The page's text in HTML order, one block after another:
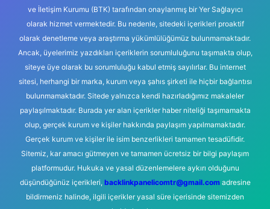
ve İletişim Kurumu (BTK) tarafından onaylanmış bir Yer Sağlayıcı
olarak hizmet vermektedir. Bu nedenle, sitedeki içerikleri proaktif
olarak denetleme veya araştırma yükümlülüğümüz bulunmamaktadır.
Ancak, üyelerimiz yazdıkları içeriklerin sorumluluğunu taşımakta olup,
siteye üye olarak bu sorumluluğu kabul etmiş sayılırlar. Bu internet
sitesi, herhangi bir marka, kurum veya şahıs şirketi ile hiçbir bağlantısı
bulunmamaktadır. Sitede yalnızca kendi hazırladığımız makaleler
paylaşılmaktadır. Burada yer alan içerikler haber niteliği taşımamakta
olup, gerçek kurum ve kişiler hakkında paylaşım yapılmamaktadır.
Gerçek kurum ve kişiler ile isim benzerlikleri tamamen tesadüfidir.
Sitemiz, kar amacı gütmeyen ve tamamen ücretsiz bir bilgi paylaşım
platformudur. Hukuka ve yasal düzenlemelere aykırı olduğunu
düşündüğünüz içerikleri, backlinkpanelicomtr@gmail.comadresine
bildirmeniz halinde, ilgili içerikler yasal süre içerisinde sitemizden